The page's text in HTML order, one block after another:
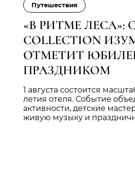
Путешествия
«В РИТМЕ ЛЕСА»:
COLLECTION
ОТМЕТИТ
ПРАЗДНИКОМ
1 августа состоится
летия отеля. Событие
активности, детские
живую музыку и